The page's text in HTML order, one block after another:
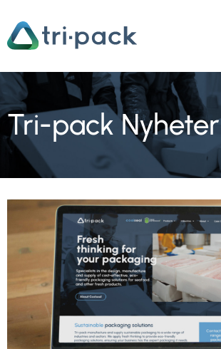
innhold
Tri-pack Nyheter